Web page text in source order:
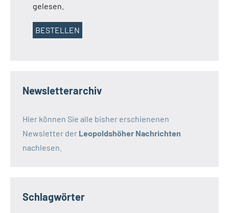
gelesen.
Newsletterarchiv
Hier können Sie alle bisher erschienenen
Newsletter der Leopoldshöher Nachrichten
nachlesen.
Schlagwörter